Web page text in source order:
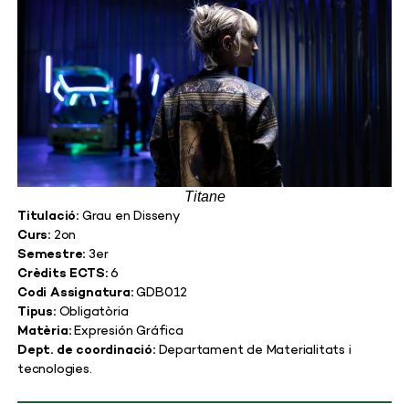
Titane
Titulació:Grau en Disseny
Curs:2on
Semestre: 3er
Crèdits ECTS:6
Codi Assignatura:GDB012
Tipus:Obligatòria
Matèria:Expresión Gráfica
Dept. de coordinació:Departament de Materialitats i
tecnologies.